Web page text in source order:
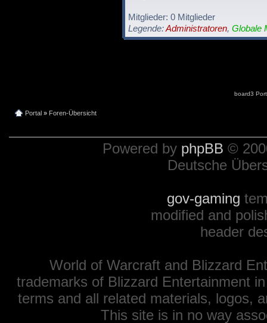
Mitglieder: 0 Mitglieder
Legende:Administratoren, Globale
board3
Portal » Foren-Übersicht
Powered by phpBB ©
Deutsche
gov-gaming
modified and
header
World of Warcraft and Blizzard
trademarks of Blizzard Entertainment
terms and all related materials, logos,
This site is in no way